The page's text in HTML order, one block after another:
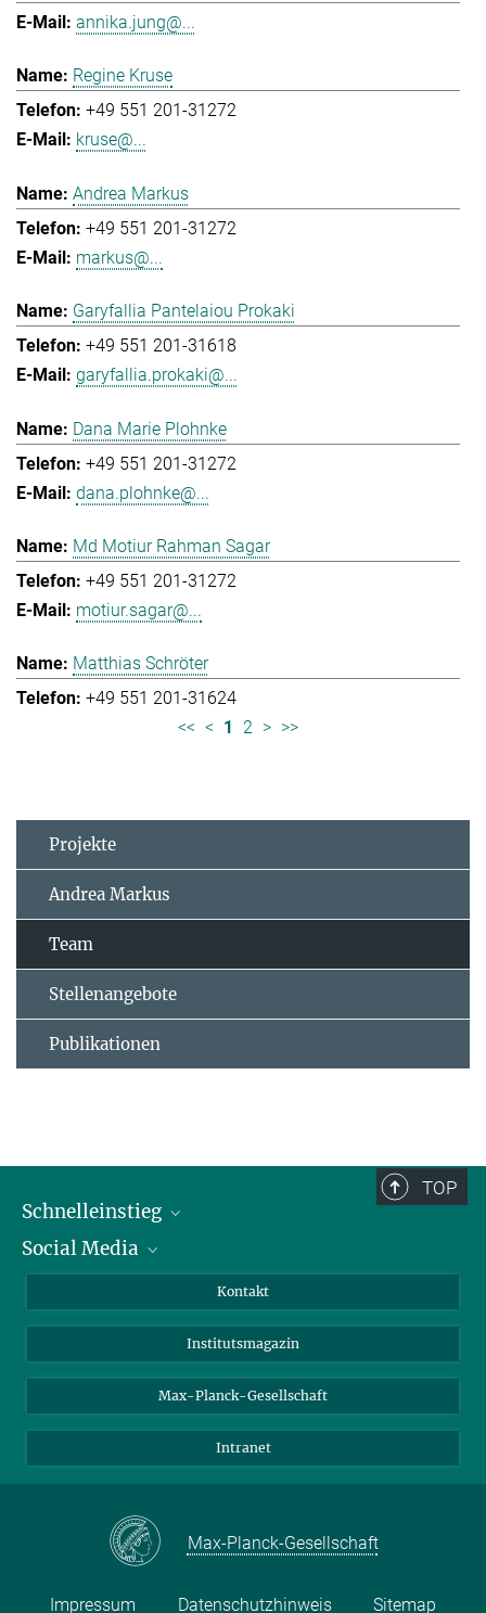
annika.jung@...
Regine Kruse
+49 551 201-31272
kruse@...
Andrea Markus
+49 551 201-31272
markus@...
Garyfallia Pantelaiou Prokaki
+49 551 201-31618
garyfallia.prokaki@...
Dana Marie Plohnke
+49 551 201-31272
dana.plohnke@...
Md Motiur Rahman Sagar
+49 551 201-31272
motiur.sagar@...
Matthias Schröter
+49 551 201-31624
<< < 1 2 > >>
Projekte
Andrea Markus
Team
Stellenangebote
Publikationen
TOP
Schnelleinstieg
Alumni
Fördernde
Schulen
Studierende
Social Media
Bluesky
Facebook
YouTube
Kontakt
Institutsmagazin
Max-Planck-Gesellschaft
Intranet
Max-Planck-Gesellschaft
Impressum Datenschutzhinweis Sitemap